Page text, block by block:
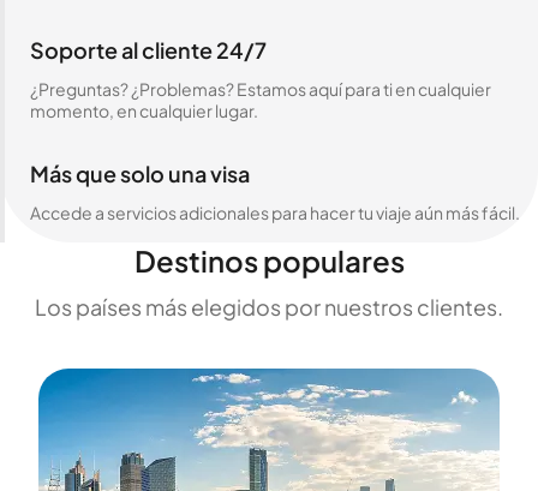
Soporte al cliente 24/7
¿Preguntas? ¿Problemas? Estamos aquí para ti en cualquier
momento, en cualquier lugar.
Más que solo una visa
Accede a servicios adicionales para hacer tu viaje aún más fácil.
Destinos populares
Los países más elegidos por nuestros clientes.